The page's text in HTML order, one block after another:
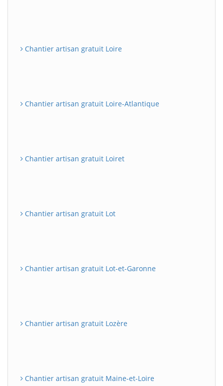
Chantier artisan gratuit Loire
Chantier artisan gratuit Loire-Atlantique
Chantier artisan gratuit Loiret
Chantier artisan gratuit Lot
Chantier artisan gratuit Lot-et-Garonne
Chantier artisan gratuit Lozère
Chantier artisan gratuit Maine-et-Loire